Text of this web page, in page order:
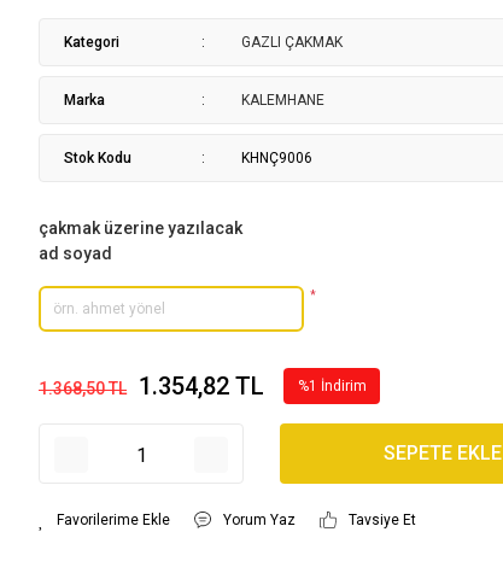
Kategori GAZLI ÇAKMAK
Marka KALEMHANE
Stok Kodu KHNÇ9006
çakmak üzerine yazılacak
ad soyad
*
1.368,50 TL 1.354,82 TL %1 İndirim
SEPETE EKLE
Yorum Yaz Tavsiye Et